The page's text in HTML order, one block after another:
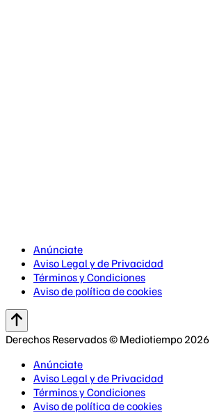
Anúnciate
Aviso Legal y de Privacidad
Términos y Condiciones
Aviso de política de cookies
Derechos Reservados © Mediotiempo 2026
Anúnciate
Aviso Legal y de Privacidad
Términos y Condiciones
Aviso de política de cookies